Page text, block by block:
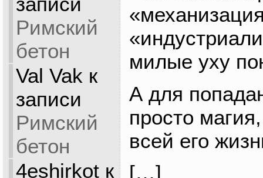
Римский
бетон
Val Vak к
записи
Римский
бетон
4eshirkotк
милые уху
А для
просто
всей его
[…]